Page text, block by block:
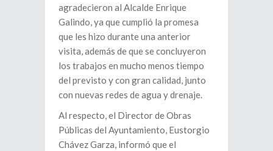
agradecieron al Alcalde Enrique
Galindo, ya que cumplió la promesa
que les hizo durante una anterior
visita, además de que se concluyeron
los trabajos en mucho menos tiempo
del previsto y con gran calidad, junto
con nuevas redes de agua y drenaje.
Al respecto, el Director de Obras
Públicas del Ayuntamiento, Eustorgio
Chávez Garza, informó que el